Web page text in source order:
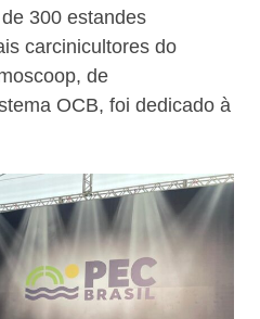
300 estandes
carcinicultores do
de
OCB, foi dedicado à